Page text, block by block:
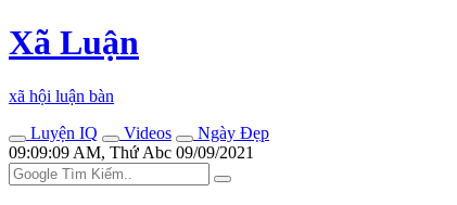
Xã Luận
xã hội luận bàn
Luyện IQ
Videos
Ngày Đẹp
09:09:09 AM, Thứ Abc 09/09/2021